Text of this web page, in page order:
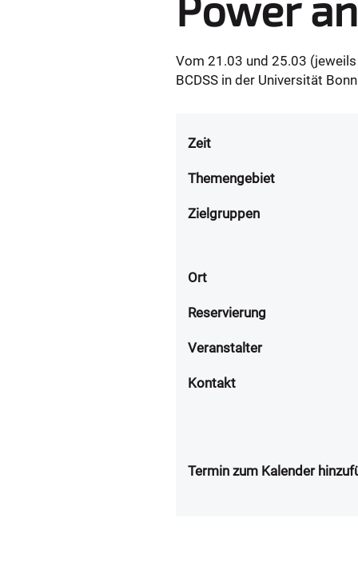
Vom 21.03 und 25.03
BCDSS in der Universität
Zeit
Themengebiet
Zielgruppen
Ort
Reservierung
Veranstalter
Kontakt
Termin zum Kalender